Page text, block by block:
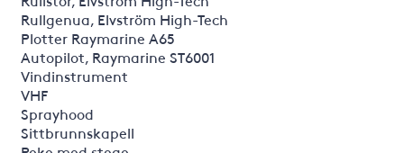
Rullgenua, Elvström High-Tech
Plotter Raymarine A65
Autopilot, Raymarine ST6001
Vindinstrument
VHF
Sprayhood
Sittbrunnskapell